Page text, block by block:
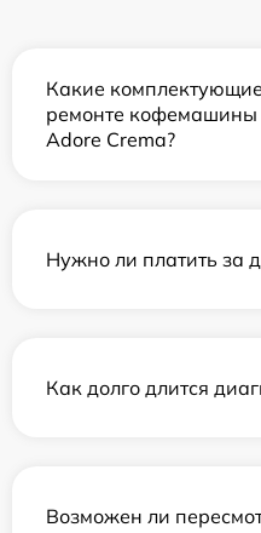
Какие
ремонте кофемашины
Adore Crema?
Нужно ли платить за
Как долго длится
Возможен ли